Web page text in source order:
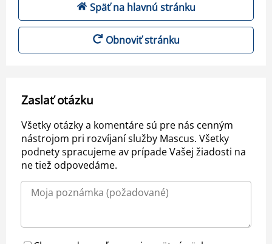
Späť na hlavnú stránku
Obnoviť stránku
Zaslať otázku
Všetky otázky a komentáre sú pre nás cenným
nástrojom pri rozvíjaní služby Mascus. Všetky
podnety spracujeme av prípade Vašej žiadosti na
ne tiež odpovedáme.